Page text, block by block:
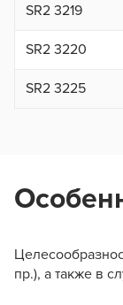
SR2 3219
SR2 3220
SR2 3225
пр.), а также в